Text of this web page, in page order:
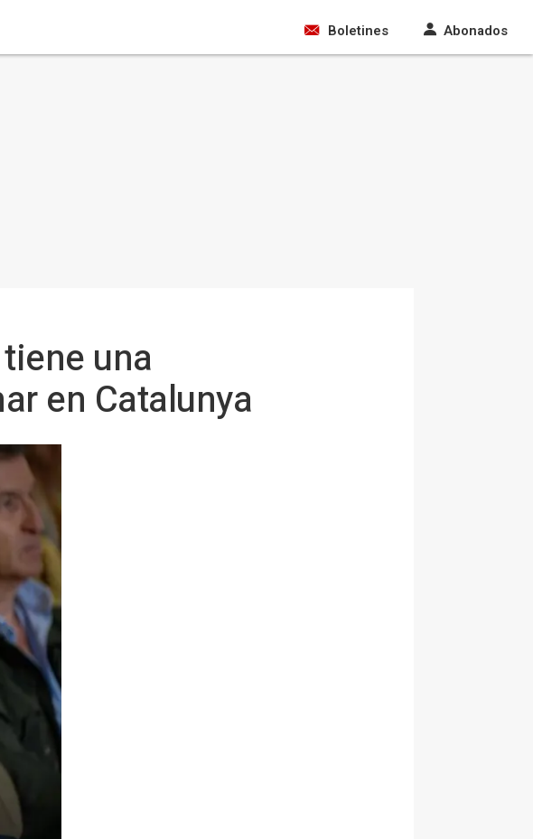
Boletines Abonados
una
en Catalunya